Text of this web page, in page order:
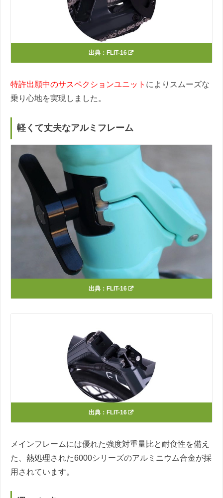
出典： FLIT-16
特許出願中のサスペクションユニット によりスムーズな
乗り心地を実現しました。
軽くて丈夫なアルミフレーム
出典： FLIT-16
出典： FLIT-16
メインフレームには優れた強度対重量比と耐食性を備え
た、熱処理された6000シリーズのアルミニウム合金が採
用されています。